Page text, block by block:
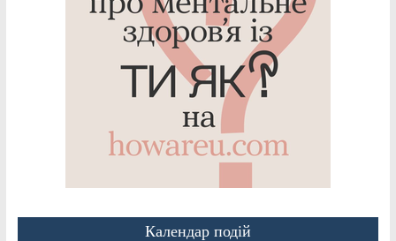
Календар подій